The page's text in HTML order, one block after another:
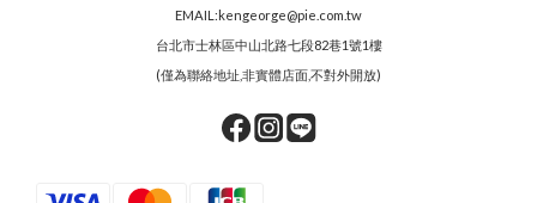
EMAIL:kengeorge@pie.com.tw
台北市士林區中山北路七段82巷1號1樓
(僅為聯絡地址,非實體店面,不對外開放)